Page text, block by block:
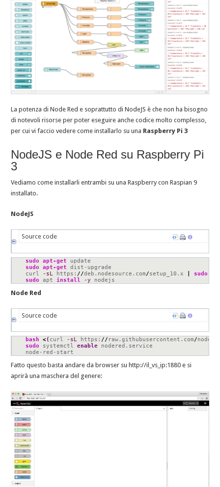
La potenza di Node Red e soprattutto di NodeJS è che non ha bisogno
di notevoli risorse per poter eseguire anche codice molto complesso,
per cui vi faccio vedere come installarlo su una Raspberry Pi 3
NodeJS e Node Red su Raspberry Pi
3
Vediamo come installarli entrambi su una Raspberry con Raspian 9
installato.
NodeJS
Source code
sudo apt-get
sudo
apt-get dist-upgrade
curl
-sL https: //deb.nodesource.com/setup_10.x sudo
sudo apt install -y nodejs
Node Red
Source code
bash <( curl -sL https: // raw.githubusercontent.com/node-
sudo systemctl enable nodered.service
node-red-start
Fatto questo basta andare da browser su http://il_vs_ip:1880 e si
aprirà una maschera del genere: